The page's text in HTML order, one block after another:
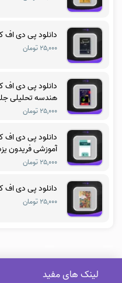
دانلود پی دی اف
۲۵,۰۰۰ تومان
دانلود پی دی اف
هندسه تحلیلی
۲۵,۰۰۰ تومان
دانلود پی دی اف
آموزشی فریدون
۲۵,۰۰۰ تومان
دانلود پی دی اف
۲۵,۰۰۰ تومان
لینک های مفید